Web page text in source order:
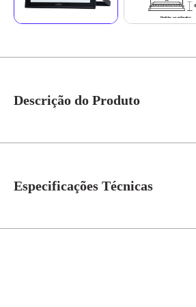
Descrição do Produto
LED TECH são testados em laboratório
Especificações Técnicas